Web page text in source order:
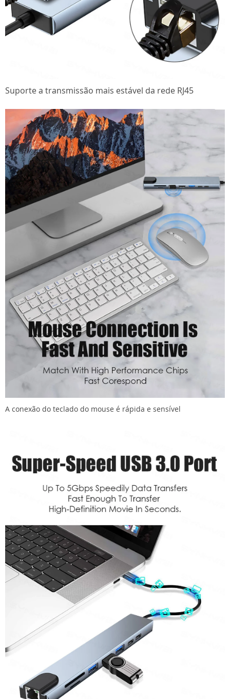
Suporte a transmissão mais estável da rede RJ45
A conexão do teclado do mouse é rápida e sensível